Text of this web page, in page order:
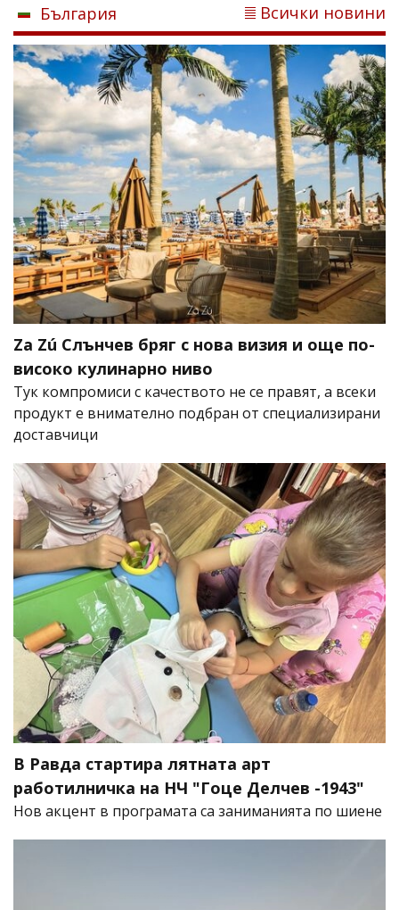
България Всички новини
Za Zú Слънчев бряг с нова визия и още по-
високо кулинарно ниво
Тук компромиси с качеството не се правят, а всеки
продукт е внимателно подбран от специализирани
доставчици
В Равда стартира лятната арт
работилничка на НЧ "Гоце Делчев -1943"
Нов акцент в програмата са заниманията по шиене